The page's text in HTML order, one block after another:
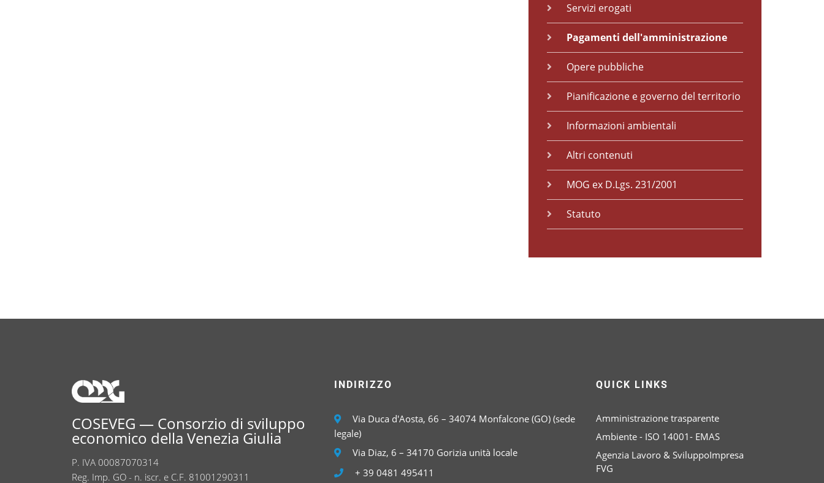
Servizi erogati
Pagamenti dell'amministrazione
Opere pubbliche
Pianificazione e governo del territorio
Informazioni ambientali
Altri contenuti
MOG ex D.Lgs. 231/2001
Statuto
COSEVEG — Consorzio di sviluppo
economico della Venezia Giulia
P. IVA 00087070314
Reg. Imp. GO - n. iscr. e C.F. 81001290311
INDIRIZZO
Via Duca d'Aosta, 66 – 34074 Monfalcone (GO) (sede
legale)
Via Diaz, 6 – 34170 Gorizia unità locale
+ 39 0481 495411
QUICK LINKS
Amministrazione trasparente
Ambiente - ISO 14001- EMAS
Agenzia Lavoro & SviluppoImpresa
FVG